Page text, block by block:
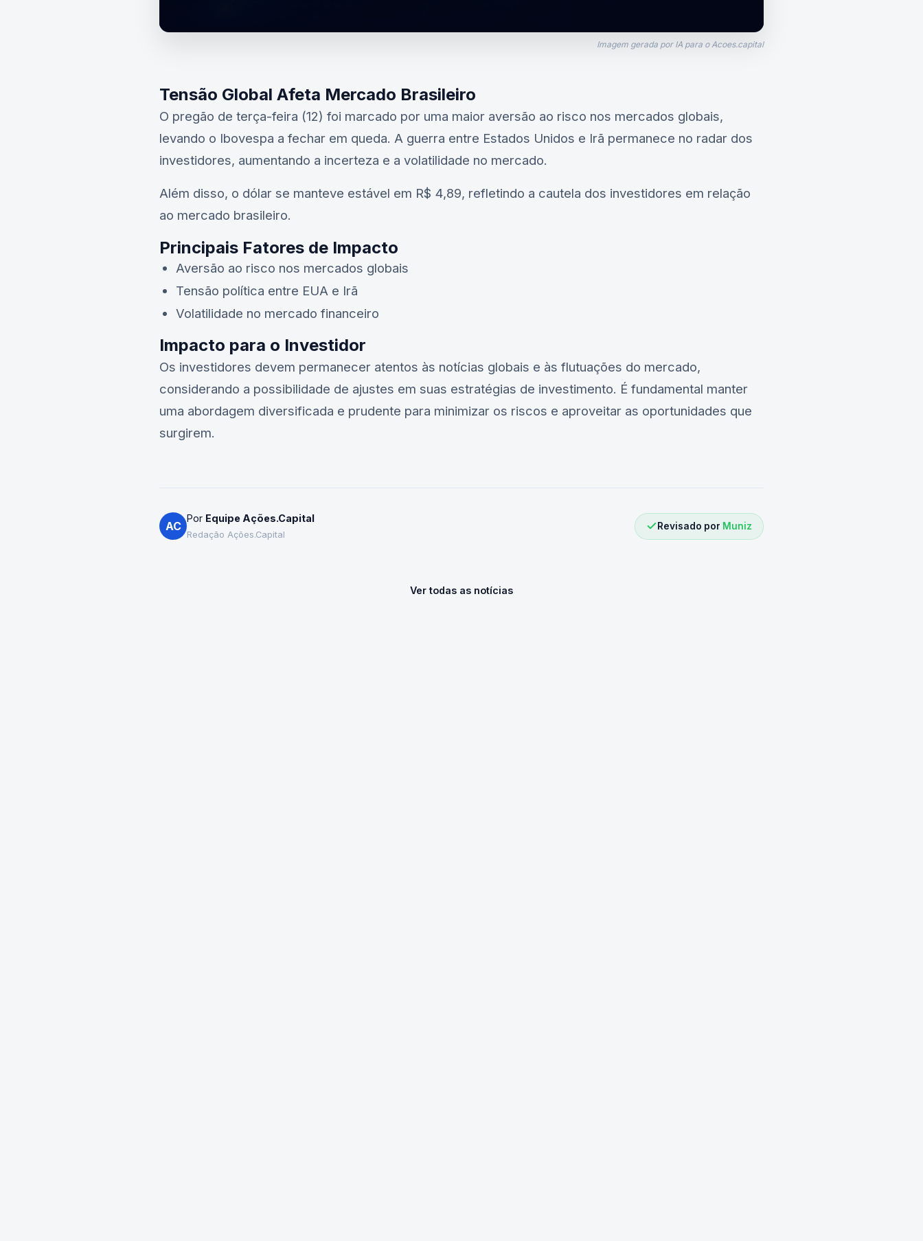
Imagem gerada por IA para o Acoes.capital
Tensão Global Afeta Mercado Brasileiro
O pregão de terça-feira (12) foi marcado por uma maior aversão ao risco nos mercados globais,
levando o Ibovespa a fechar em queda. A guerra entre Estados Unidos e Irã permanece no radar dos
investidores, aumentando a incerteza e a volatilidade no mercado.
Além disso, o dólar se manteve estável em R$ 4,89, refletindo a cautela dos investidores em relação
ao mercado brasileiro.
Principais Fatores de Impacto
Aversão ao risco nos mercados globais
Tensão política entre EUA e Irã
Volatilidade no mercado financeiro
Impacto para o Investidor
Os investidores devem permanecer atentos às notícias globais e às flutuações do mercado,
considerando a possibilidade de ajustes em suas estratégias de investimento. É fundamental manter
uma abordagem diversificada e prudente para minimizar os riscos e aproveitar as oportunidades que
surgirem.
AC
Por Equipe Ações.Capital
Redação Ações.Capital
Revisado por Muniz
Ver todas as notícias